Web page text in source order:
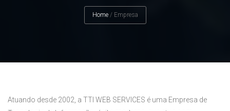
Home / Empresa
Atuando desde 2002, a TTI WEB SERVICES é uma Empresa de